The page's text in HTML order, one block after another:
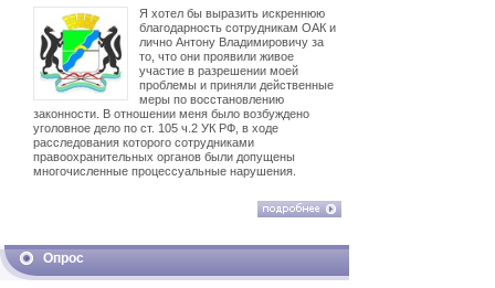
Я хотел бы выразить искреннюю
благодарность сотрудникам ОАК и
лично Антону Владимировичу за
то, что они проявили живое
участие в разрешении моей
проблемы и приняли действенные
меры по восстановлению
законности. В отношении меня было возбуждено
уголовное дело по ст. 105 ч.2 УК РФ, в ходе
расследования которого сотрудниками
правоохранительных органов были допущены
многочисленные процессуальные нарушения.
Опрос